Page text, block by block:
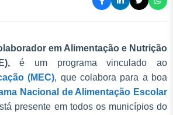
em Alimentação e Nutrição
é um programa vinculado ao
(MEC), que colabora para a boa
Nacional de Alimentação Escolar
presente em todos os municípios do